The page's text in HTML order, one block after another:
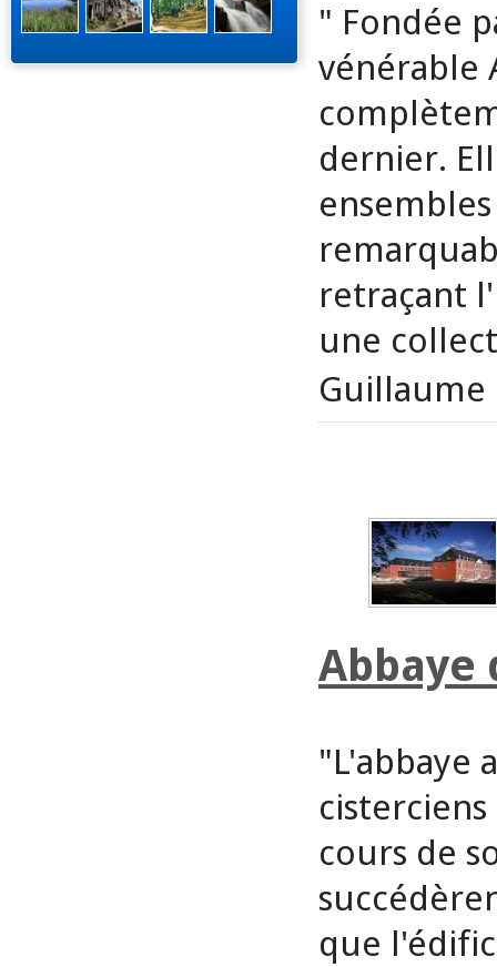
" Fondée
vénérable
dernier.
retraçant
une
Guillaume
Abbaye
"L'abbaye
cours de
que